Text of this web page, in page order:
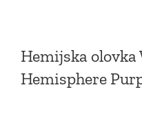
Hemijska olovka
Hemisphere